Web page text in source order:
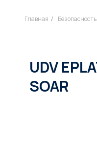
Главная / Безопасность
SOAR